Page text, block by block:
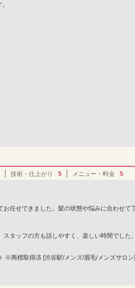
技術・仕上がり 5 メニュー・料金 5
任せできました。髪の状態や悩みに合わせて
タッフの方も話しやすく、楽しい時間でした
※商標取得済 [渋谷駅/メンズ/眉毛/メンズサロン]